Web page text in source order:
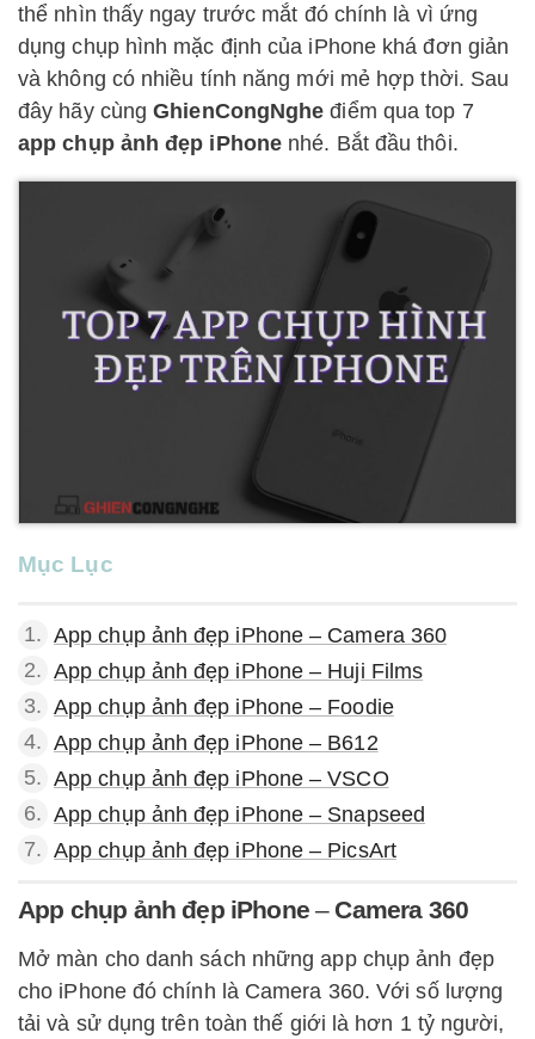
thể nhìn thấy ngay trước mắt đó chính là vì ứng
dụng chụp hình mặc định của iPhone khá đơn giản
và không có nhiều tính năng mới mẻ hợp thời. Sau
đây hãy cùngGhienCongNghe điểm qua top 7
app chụp ảnh đẹp iPhone nhé. Bắt đầu thôi.
Mục Lục
1. App chụp ảnh đẹp iPhone – Camera 360
2. App chụp ảnh đẹp iPhone – Huji Films
3. App chụp ảnh đẹp iPhone – Foodie
4. App chụp ảnh đẹp iPhone – B612
5. App chụp ảnh đẹp iPhone – VSCO
6. App chụp ảnh đẹp iPhone – Snapseed
7. App chụp ảnh đẹp iPhone – PicsArt
App chụp ảnh đẹp iPhone– Camera 360
Mở màn cho danh sách những app chụp ảnh đẹp
cho iPhone đó chính là Camera 360. Với số lượng
tải và sử dụng trên toàn thế giới là hơn 1 tỷ người,